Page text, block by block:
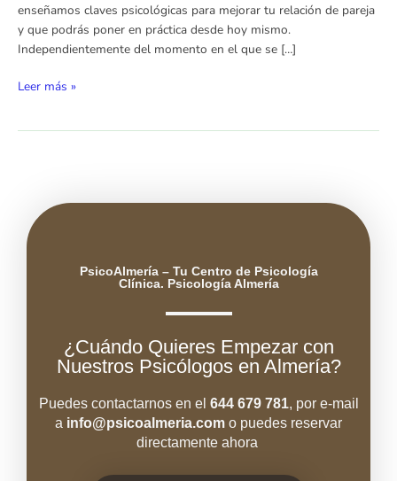
enseñamos claves psicológicas para mejorar tu relación de pareja
y que podrás poner en práctica desde hoy mismo.
Independientemente del momento en el que se […]
Leer más »
PsicoAlmería – Tu Centro de Psicología
Clínica. Psicología Almería
¿Cuándo Quieres Empezar con
Nuestros Psicólogos en Almería?
Puedes contactarnos en el 644 679 781, por e-mail
a info@psicoal meria.com o puedes reservar
directamente ahora